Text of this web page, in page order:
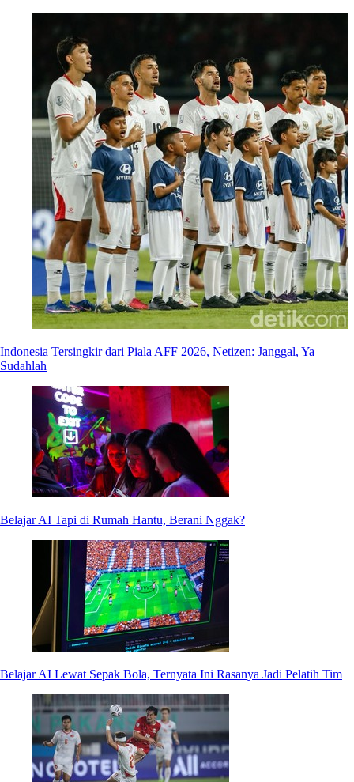
Indonesia Tersingkir dari Piala AFF 2026, Netizen: Janggal, Ya
Sudahlah
Belajar AI Tapi di Rumah Hantu, Berani Nggak?
Belajar AI Lewat Sepak Bola, Ternyata Ini Rasanya Jadi Pelatih Tim